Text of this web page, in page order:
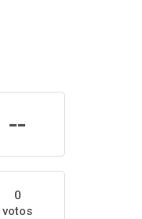
--
0
votos